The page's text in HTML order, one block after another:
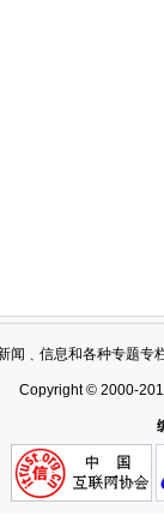
闻﹑信息和各种专题专
Copyright © 2000-